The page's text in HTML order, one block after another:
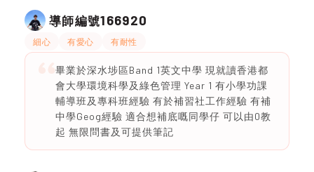
導師編號166920
細心 有愛心 有耐性
畢業於深水埗區Band 1英文中學 現就讀香港都
會大學環境科學及綠色管理 Year 1 有小學功課
輔導班及專科班經驗 有於補習社工作經驗 有補
中學Geog經驗 適合想補底嘅同學仔 可以由0教
起 無限問書及可提供筆記